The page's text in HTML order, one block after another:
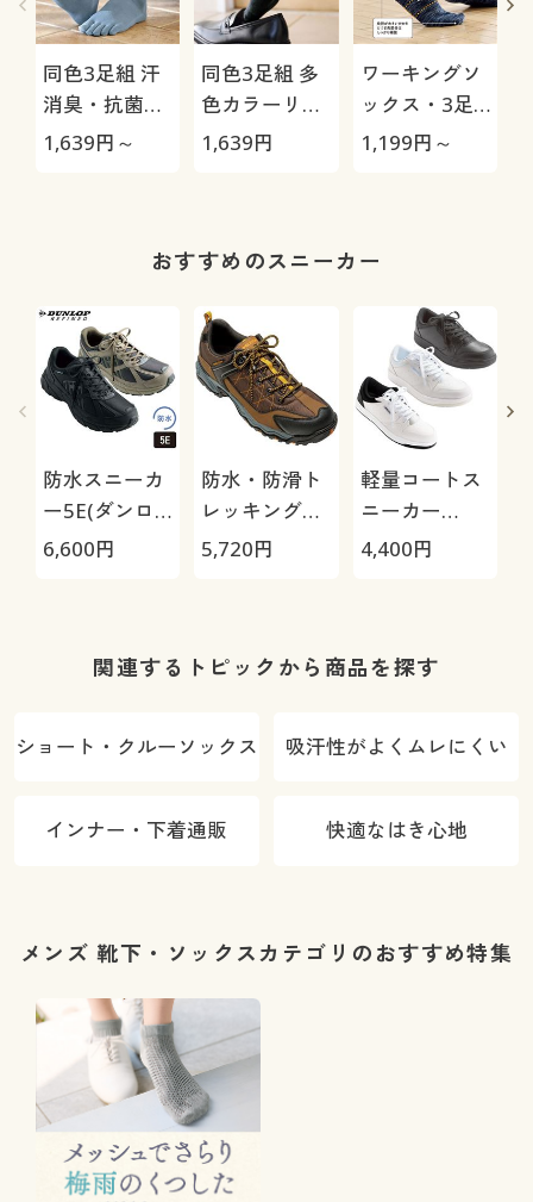
同色3足組 汗
消臭・抗菌防
臭5本指ソッ
1,639円～
同色3足組 多
色カラーリブ
ソックス/男の
1,639円
ワーキングソ
ックス・3足
組
1,199円～
おすすめのスニーカー
防水スニーカ
ー5E(ダンロ
ップリファイ
6,600円
防水・防滑ト
レッキングシ
ューズ4E(ウ
5,720円
軽量コートス
ニーカー
3E(ウィンブ
4,400円
関連するトピックから商品を探す
ショート・クルーソックス 吸汗性がよくムレにくい
インナー・下着通販 快適なはき心地
メンズ 靴下・ソックスカテゴリのおすすめ特集